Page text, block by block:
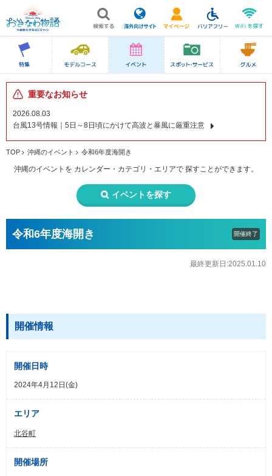
重要なお知らせ
2026.08.03
台風13号情報｜5日～8日頃にかけて高波と暴風に厳重注意
TOP 沖縄のイベント 令和6年度海開き
沖縄のイベントを カレンダー・カテゴリ・エリアで 探すことができます。
イベントを探す
令和6年度海開き 開催終了
最終更新日:2025.01.10
開催情報
開催日時
2024年4月12日(金)
エリア
北谷町
開催場所